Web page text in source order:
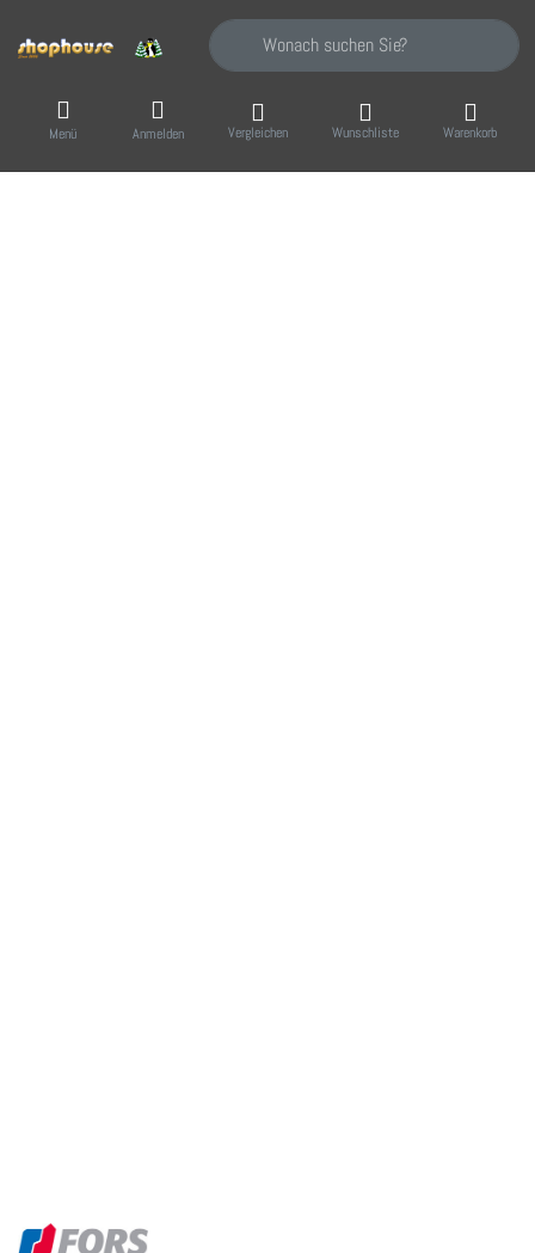
Geben Sie einen Suchbegriff ein. Während
Menü Anmelden Vergleichen Wunschliste Warenkorb